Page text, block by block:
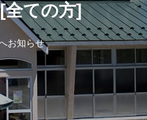
全ての方]
お知らせ